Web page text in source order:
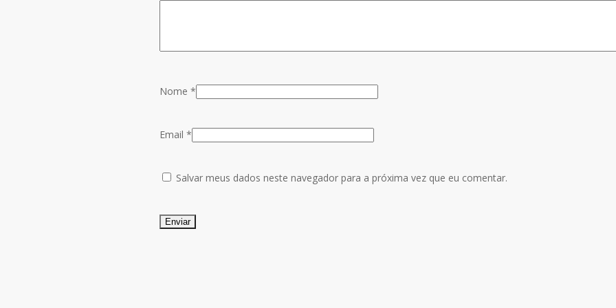
Nome *
Email *
Salvar meus dados neste navegador para a próxima vez que eu comentar.